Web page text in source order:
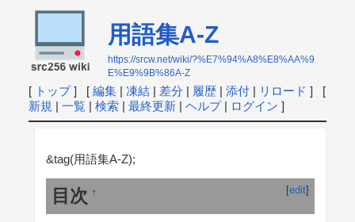
用語集A-Z
https://srcw.net/wiki/?%E7%94%A8%E8%AA%9
E%E9%9B%86A-Z
[ トップ] [ 編集| 凍結| 差分 | 履歴| 添付| リロード ] [
新規 | 一覧| 検索| 最終更新| ヘルプ| ログイン ]
&tag(用語集A-Z);
目次 † [edit]